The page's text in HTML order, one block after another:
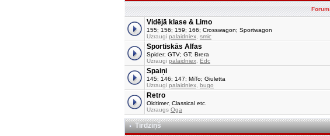
Vidējā klase & Limo
155; 156; 159; 166; Crosswagon; Sportwagon
Uzraugi palaidniex smic
Sportiskās Alfas
Spider; GTV; GT; Brera
Uzraugi palaidniex Edc
Spaiņi
145; 146; 147; MiTo; Giuletta
Uzraugi palaidniex bugo
Retro
Oldtimer, Classical etc.
Uzraugs Oga
Tirdziņš